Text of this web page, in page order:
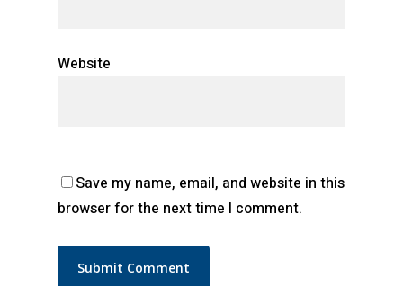
Website
Save my name, email, and website in this
browser for the next time I comment.